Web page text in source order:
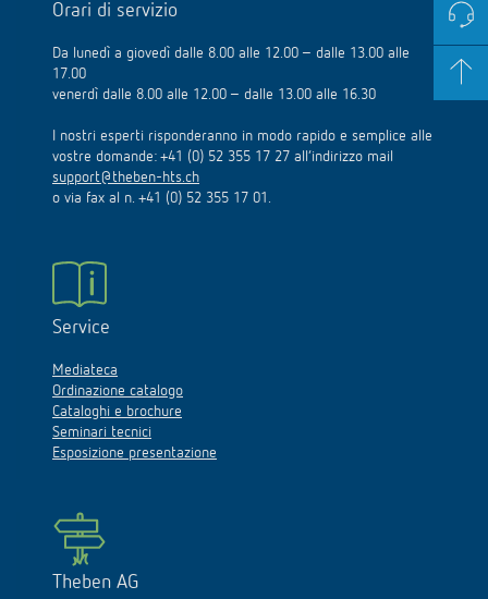
Orari di servizio
Da lunedì a giovedì dalle 8.00 alle 12.00 – dalle 13.00 alle
17.00
venerdì dalle 8.00 alle 12.00 – dalle 13.00 alle 16.30
I nostri esperti risponderanno in modo rapido e semplice alle
vostre domande: +41 (0) 52 355 17 27 all’indirizzo mail
support@theben-hts.ch
o via fax al n. +41 (0) 52 355 17 01.
Service
Mediateca
Ordinazione catalogo
Cataloghi e brochure
Seminari tecnici
Esposizione presentazione
Theben AG